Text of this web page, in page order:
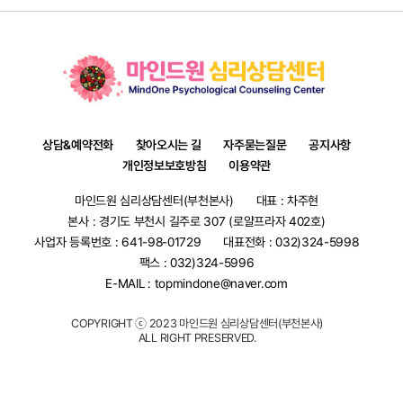
상담&예약전화 찾아오시는 길 자주묻는질문
공지사항
개인정보보호방침
이용약관
마인드원 심리상담센터(부천본사)
대표 : 차주현
본사 : 경기도 부천시 길주로 307 (로얄프라자 402호)
사업자 등록번호 : 641-98-01729
대표전화 :032)324-5998
팩스 : 032)324-5996
E-MAIL : topmindone@naver.com
COPYRIGHT ⓒ 2023 마인드원 심리상담센터(부천본사)
ALL RIGHT PRESERVED.